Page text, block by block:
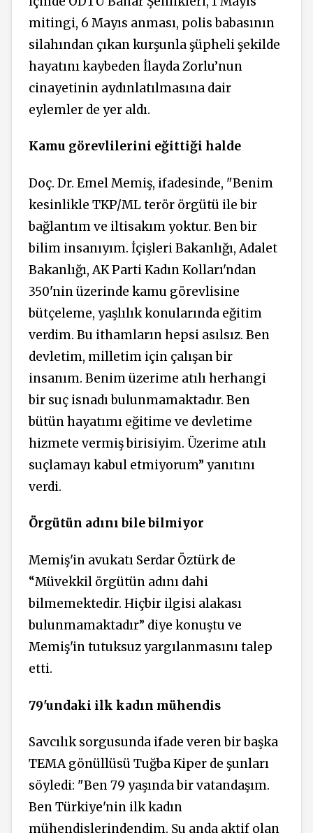
mitingi, 6 Mayıs anması, polis babasının
silahından çıkan kurşunla şüpheli şekilde
hayatını kaybeden İlayda Zorlu’nun
cinayetinin aydınlatılmasına dair
eylemler de yer aldı.
Kamu görevlilerini eğittiği halde
Doç. Dr. Emel Memiş, ifadesinde, "Benim
kesinlikle TKP/ML terör örgütü ile bir
bağlantım ve iltisakım yoktur. Ben bir
bilim insanıyım. İçişleri Bakanlığı, Adalet
Bakanlığı, AK Parti Kadın Kolları'ndan
350'nin üzerinde kamu görevlisine
bütçeleme, yaşlılık konularında eğitim
verdim. Bu ithamların hepsi asılsız. Ben
devletim, milletim için çalışan bir
insanım. Benim üzerime atılı herhangi
bir suç isnadı bulunmamaktadır. Ben
bütün hayatımı eğitime ve devletime
hizmete vermiş birisiyim. Üzerime atılı
suçlamayı kabul etmiyorum” yanıtını
verdi.
Örgütün adını bile bilmiyor
Memiş'in avukatı Serdar Öztürk de
“Müvekkil örgütün adını dahi
bilmemektedir. Hiçbir ilgisi alakası
bulunmamaktadır” diye konuştu ve
Memiş'in tutuksuz yargılanmasını talep
etti.
79'undaki ilk kadın mühendis
Savcılık sorgusunda ifade veren bir başka
TEMA gönüllüsü Tuğba Kiper de şunları
söyledi: "Ben 79 yaşında bir vatandaşım.
Ben Türkiye'nin ilk kadın
mühendislerindendim. Şu anda aktif olan